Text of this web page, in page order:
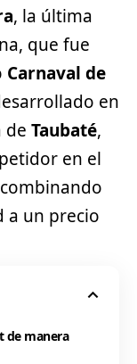
, la última
que fue
Carnaval de
en
de Taubaté,
en el
a un precio
de manera